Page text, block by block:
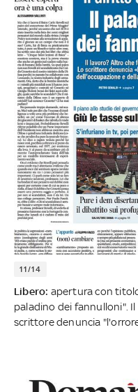
11/14
Libero: apertura con
paladino dei fannulloni".
scrittore denuncia